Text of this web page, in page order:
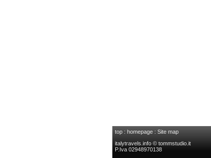
top : homepage : Site map
italytravels.info © tommstudio.it
P.Iva 02948970138